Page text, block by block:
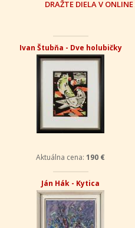
DRAŽTE DIELA V
Ivan Štubňa - Dve holubičky
Aktuálna cena: 190 €
Ján Hák - Kytica